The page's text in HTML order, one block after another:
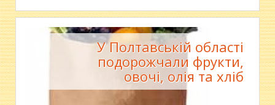
У Полтавській області
подорожчали фрукти,
овочі, олія та хліб